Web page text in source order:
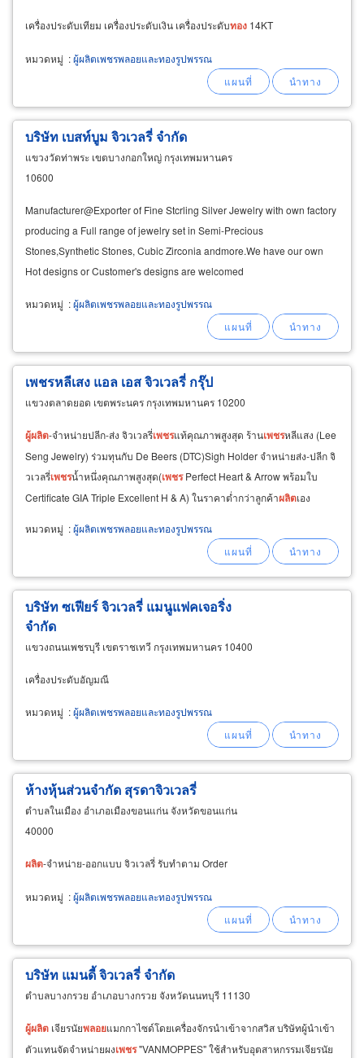
เครื่องประดับเทียม เครื่องประดับเงิน เครื่องประดับทอง 14KT
หมวดหมู่ :ผู้ผลิตเพชรพลอยและทองรูปพรรณ
บริษัท เบสท์บูม จิวเวลรี่ จำกัด
แขวงวัดท่าพระ เขตบางกอกใหญ่ กรุงเทพมหานคร
10600
Manufacturer@Exporter of Fine Stcrling Silver Jewelry with own factory
producing a Full range of jewelry set in Semi-Precious
Stones,Synthetic Stones, Cubic Zirconia andmore.We have our own
Hot designs or Customer's designs are welcomed
หมวดหมู่ :ผู้ผลิตเพชรพลอยและทองรูปพรรณ
เพชรหลีเสง แอล เอส จิวเวลรี่ กรุ๊ป
แขวงตลาดยอด เขตพระนคร กรุงเทพมหานคร 10200
ผู้ผลิต-จำหน่ายปลีก-ส่ง จิวเวลรี่เพชรแท้คุณภาพสูงสุด ร้านเพชรหลีแสง (Lee
Seng Jewelry) ร่วมทุนกับ De Beers (DTC)Sigh Holder จำหน่ายส่ง-ปลีก จิ
วเวลรี่เพชรน้ำหนึ่งคุณภาพสูงสุด(เพชรPerfect Heart & Arrow พร้อมใบ
Certificate GIA Triple Excellent H & A) ในราคาต่ำกว่าลูกค้าผลิตเอง
หมวดหมู่ :ผู้ผลิตเพชรพลอยและทองรูปพรรณ
บริษัท ซเฟียร์ จิวเวลรี่ แมนูแฟคเจอริ่ง
จำกัด
แขวงถนนเพชรบุรี เขตราชเทวี กรุงเทพมหานคร 10400
เครื่องประดับอัญมณี
หมวดหมู่ :ผู้ผลิตเพชรพลอยและทองรูปพรรณ
ห้างหุ้นส่วนจำกัด สุรดาจิวเวลรี่
ตำบลในเมือง อำเภอเมืองขอนแก่น จังหวัดขอนแก่น
40000
ผลิต-จำหน่าย-ออกแบบ จิวเวลรี่ รับทำตาม Order
หมวดหมู่ :ผู้ผลิตเพชรพลอยและทองรูปพรรณ
บริษัท แมนดี้ จิวเวลรี่ จำกัด
ตำบลบางกรวย อำเภอบางกรวย จังหวัดนนทบุรี 11130
ผู้ผลิต เจียรนัยพลอยแมกกาไซด์โดยเครื่องจักรนำเข้าจากสวิส บริษัทผู้นำเข้า
ตัวแทนจัดจำหน่ายผงเพชร"VANMOPPES" ใช้สำหรับอุตสาหกรรมเจียรนัย